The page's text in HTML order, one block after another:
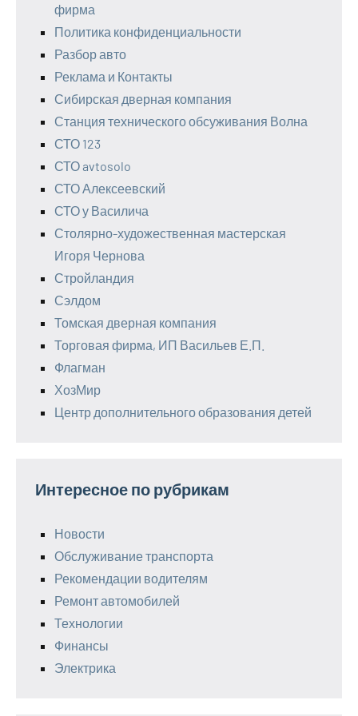
фирма
Политика конфиденциальности
Разбор авто
Реклама и Контакты
Сибирская дверная компания
Станция технического обсуживания Волна
СТО 123
СТО avtosolo
СТО Алексеевский
СТО у Василича
Столярно-художественная мастерская
Игоря Чернова
Стройландия
Сэлдом
Томская дверная компания
Торговая фирма, ИП Васильев Е.П.
Флагман
ХозМир
Центр дополнительного образования детей
Интересное по рубрикам
Новости
Обслуживание транспорта
Рекомендации водителям
Ремонт автомобилей
Технологии
Финансы
Электрика